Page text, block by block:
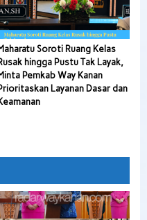
Soroti Ruang Kelas
hingga Pustu Tak Layak,
Pemkab Way Kanan
Layanan Dasar dan